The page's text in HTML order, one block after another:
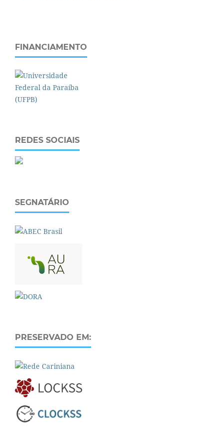
FINANCIAMENTO
REDES SOCIAIS
SEGNATÁRIO
PRESERVADO EM: